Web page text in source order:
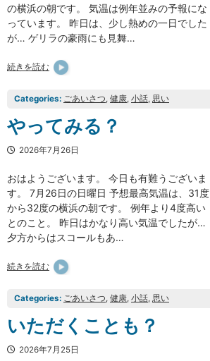
の横浜の朝です。 気温は例年並みの予報にな
っています。 昨日は、少し熱めの一日でした
が… ゲリラの豪雨にも見舞…
続きを読む
Categories: ごあいさつ, 健康, 小話, 思い
やってみる？
2026年7月26日
おはようございます。 今日も有難うございま
す。 7月26日の日曜日 予想最高気温は、31度
から32度の横浜の朝です。 例年より4度高い
とのこと。 昨日はかなり高い気温でしたが…
夕方からはスコールもあ…
続きを読む
Categories: ごあいさつ, 健康, 小話, 思い
いただくことも？
2026年7月25日